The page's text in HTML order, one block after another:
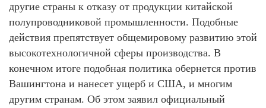
другие страны к отказу от продукции китайской
полупроводниковой промышленности. Подобные
действия препятствует общемировому развитию этой
высокотехнологичной сферы производства. В
конечном итоге подобная политика обернется против
Вашингтона и нанесет ущерб и США, и многим
другим странам. Об этом заявил официальный